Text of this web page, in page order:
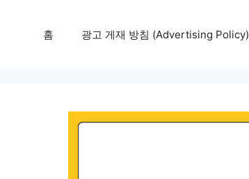
홈 광고 게재 방침 (Advertising Policy)